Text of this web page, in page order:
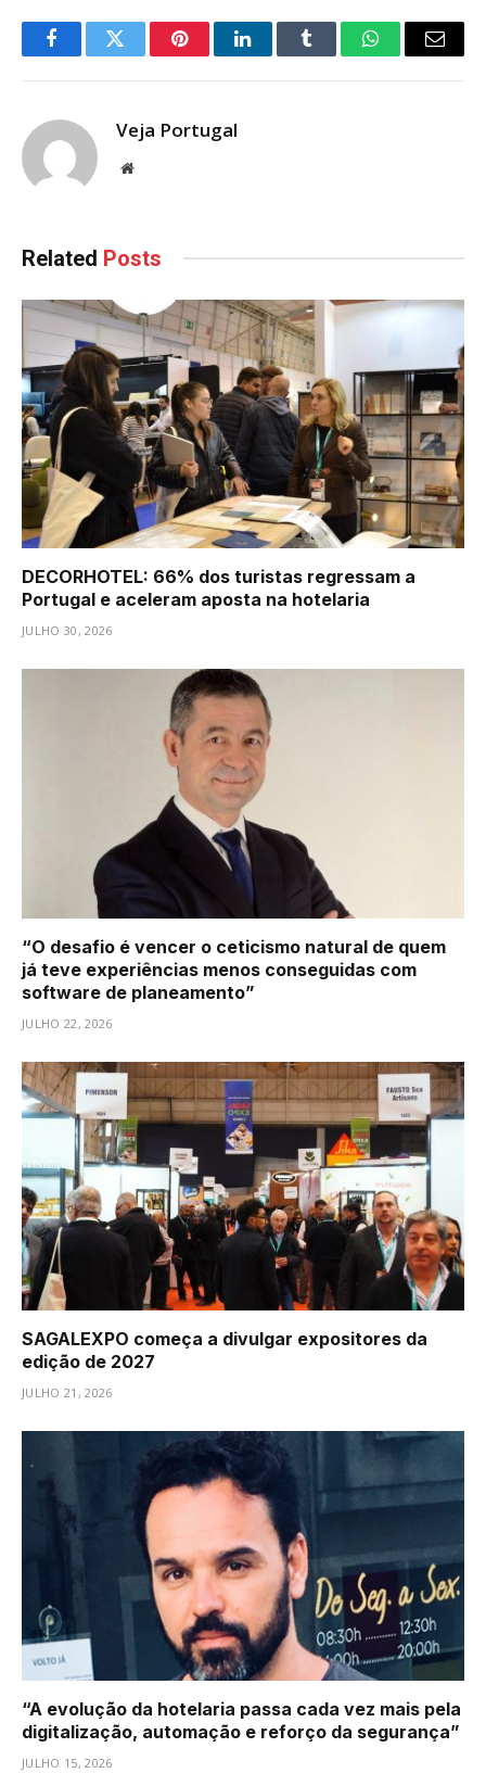
FacebookTwitter PinterestLinkedInTumblr WhatsAppEmail
Veja Portugal
Website
Related Posts
DECORHOTEL: 66% dos turistas regressam a
Portugal e aceleram aposta na hotelaria
JULHO 30, 2026
“O desafio é vencer o ceticismo natural de quem
já teve experiências menos conseguidas com
software de planeamento”
JULHO 22, 2026
SAGALEXPO começa a divulgar expositores da
edição de 2027
JULHO 21, 2026
“A evolução da hotelaria passa cada vez mais pela
digitalização, automação e reforço da segurança”
JULHO 15, 2026